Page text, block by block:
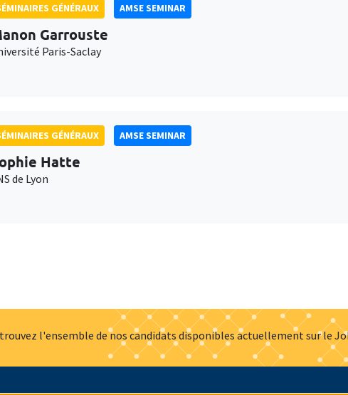
GÉNÉRAUX AMSE SEMINAR
Garrouste
Paris-Saclay
GÉNÉRAUX AMSE SEMINAR
Hatte
de Lyon
l'ensemble de nos candidats disponibles actuellement sur le